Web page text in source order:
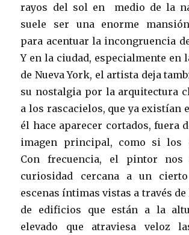
rayos del sol en medio de la
suele ser una enorme
para acentuar la incongruencia
Y en la ciudad, especialmente en
de Nueva York, el artista deja
su nostalgia por la arquitectura
a los rascacielos, que ya existían
él hace aparecer cortados, fuera
imagen principal, como si los
Con frecuencia, el pintor nos
curiosidad cercana a un cierto
escenas íntimas vistas a través de
de edificios que están a la
elevado que atraviesa veloz